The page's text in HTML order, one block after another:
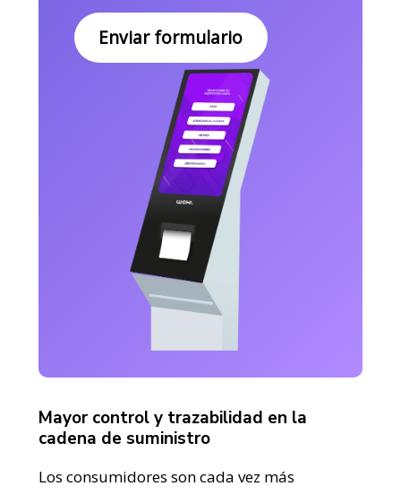
Enviar formulario
Mayor control y trazabilidad en la
cadena de suministro
Los consumidores son cada vez más